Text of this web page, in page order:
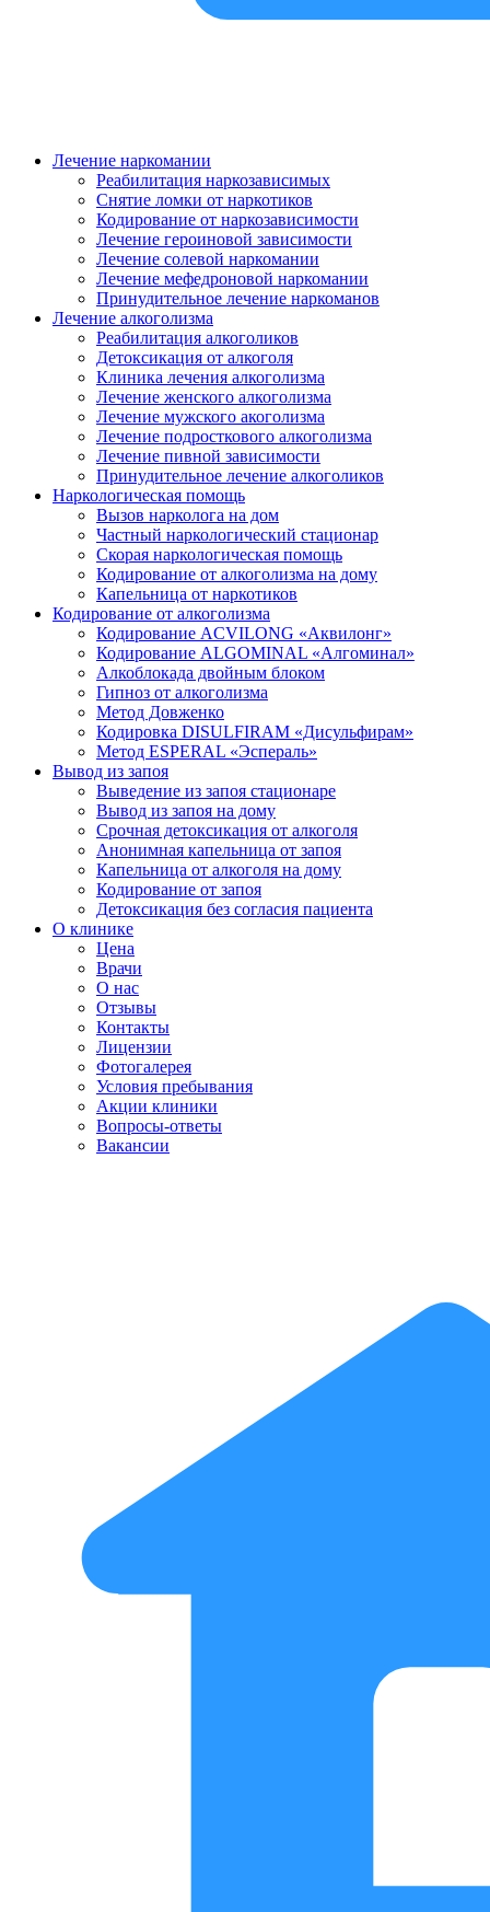
Лечение наркомании
Реабилитация наркозависимых
Снятие ломки от наркотиков
Кодирование от наркозависимости
Лечение героиновой зависимости
Лечение солевой наркомании
Лечение мефедроновой наркомании
Принудительное лечение наркоманов
Лечение алкоголизма
Реабилитация алкоголиков
Детоксикация от алкоголя
Клиника лечения алкоголизма
Лечение женского алкоголизма
Лечение мужского акоголизма
Лечение подросткового алкоголизма
Лечение пивной зависимости
Принудительное лечение алкоголиков
Наркологическая помощь
Вызов нарколога на дом
Частный наркологический стационар
Скорая наркологическая помощь
Кодирование от алкоголизма на дому
Капельница от наркотиков
Кодирование от алкоголизма
Кодирование ACVILONG «Аквилонг»
Кодирование ALGOMINAL «Алгоминал»
Алкоблокада двойным блоком
Гипноз от алкоголизма
Метод Довженко
Кодировка DISULFIRAM «Дисульфирам»
Метод ESPERAL «Эспераль»
Вывод из запоя
Выведение из запоя стационаре
Вывод из запоя на дому
Срочная детоксикация от алкоголя
Анонимная капельница от запоя
Капельница от алкоголя на дому
Кодирование от запоя
Детоксикация без согласия пациента
О клинике
Цена
Врачи
О нас
Отзывы
Контакты
Лицензии
Фотогалерея
Условия пребывания
Акции клиники
Вопросы-ответы
Вакансии